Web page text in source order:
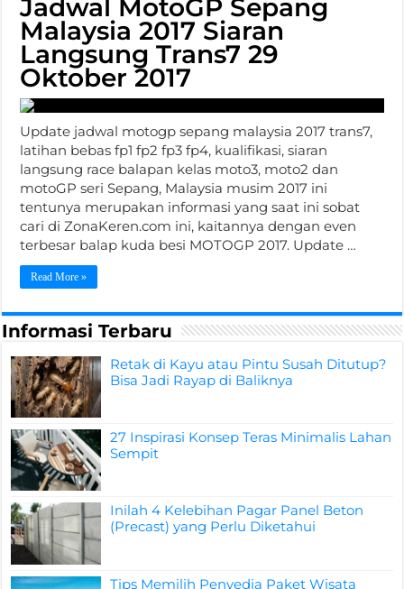
Jadwal MotoGP Sepang
Malaysia 2017 Siaran
Langsung Trans7 29
Oktober 2017
Update jadwal motogp sepang malaysia 2017 trans7,
latihan bebas fp1 fp2 fp3 fp4, kualifikasi, siaran
langsung race balapan kelas moto3, moto2 dan
motoGP seri Sepang, Malaysia musim 2017 ini
tentunya merupakan informasi yang saat ini sobat
cari di ZonaKeren.com ini, kaitannya dengan even
terbesar balap kuda besi MOTOGP 2017. Update …
Read More »
Informasi Terbaru
Retak di Kayu atau Pintu Susah Ditutup?
Bisa Jadi Rayap di Baliknya
27 Inspirasi Konsep Teras Minimalis Lahan
Sempit
Inilah 4 Kelebihan Pagar Panel Beton
(Precast) yang Perlu Diketahui
Tips Memilih Penyedia Paket Wisata